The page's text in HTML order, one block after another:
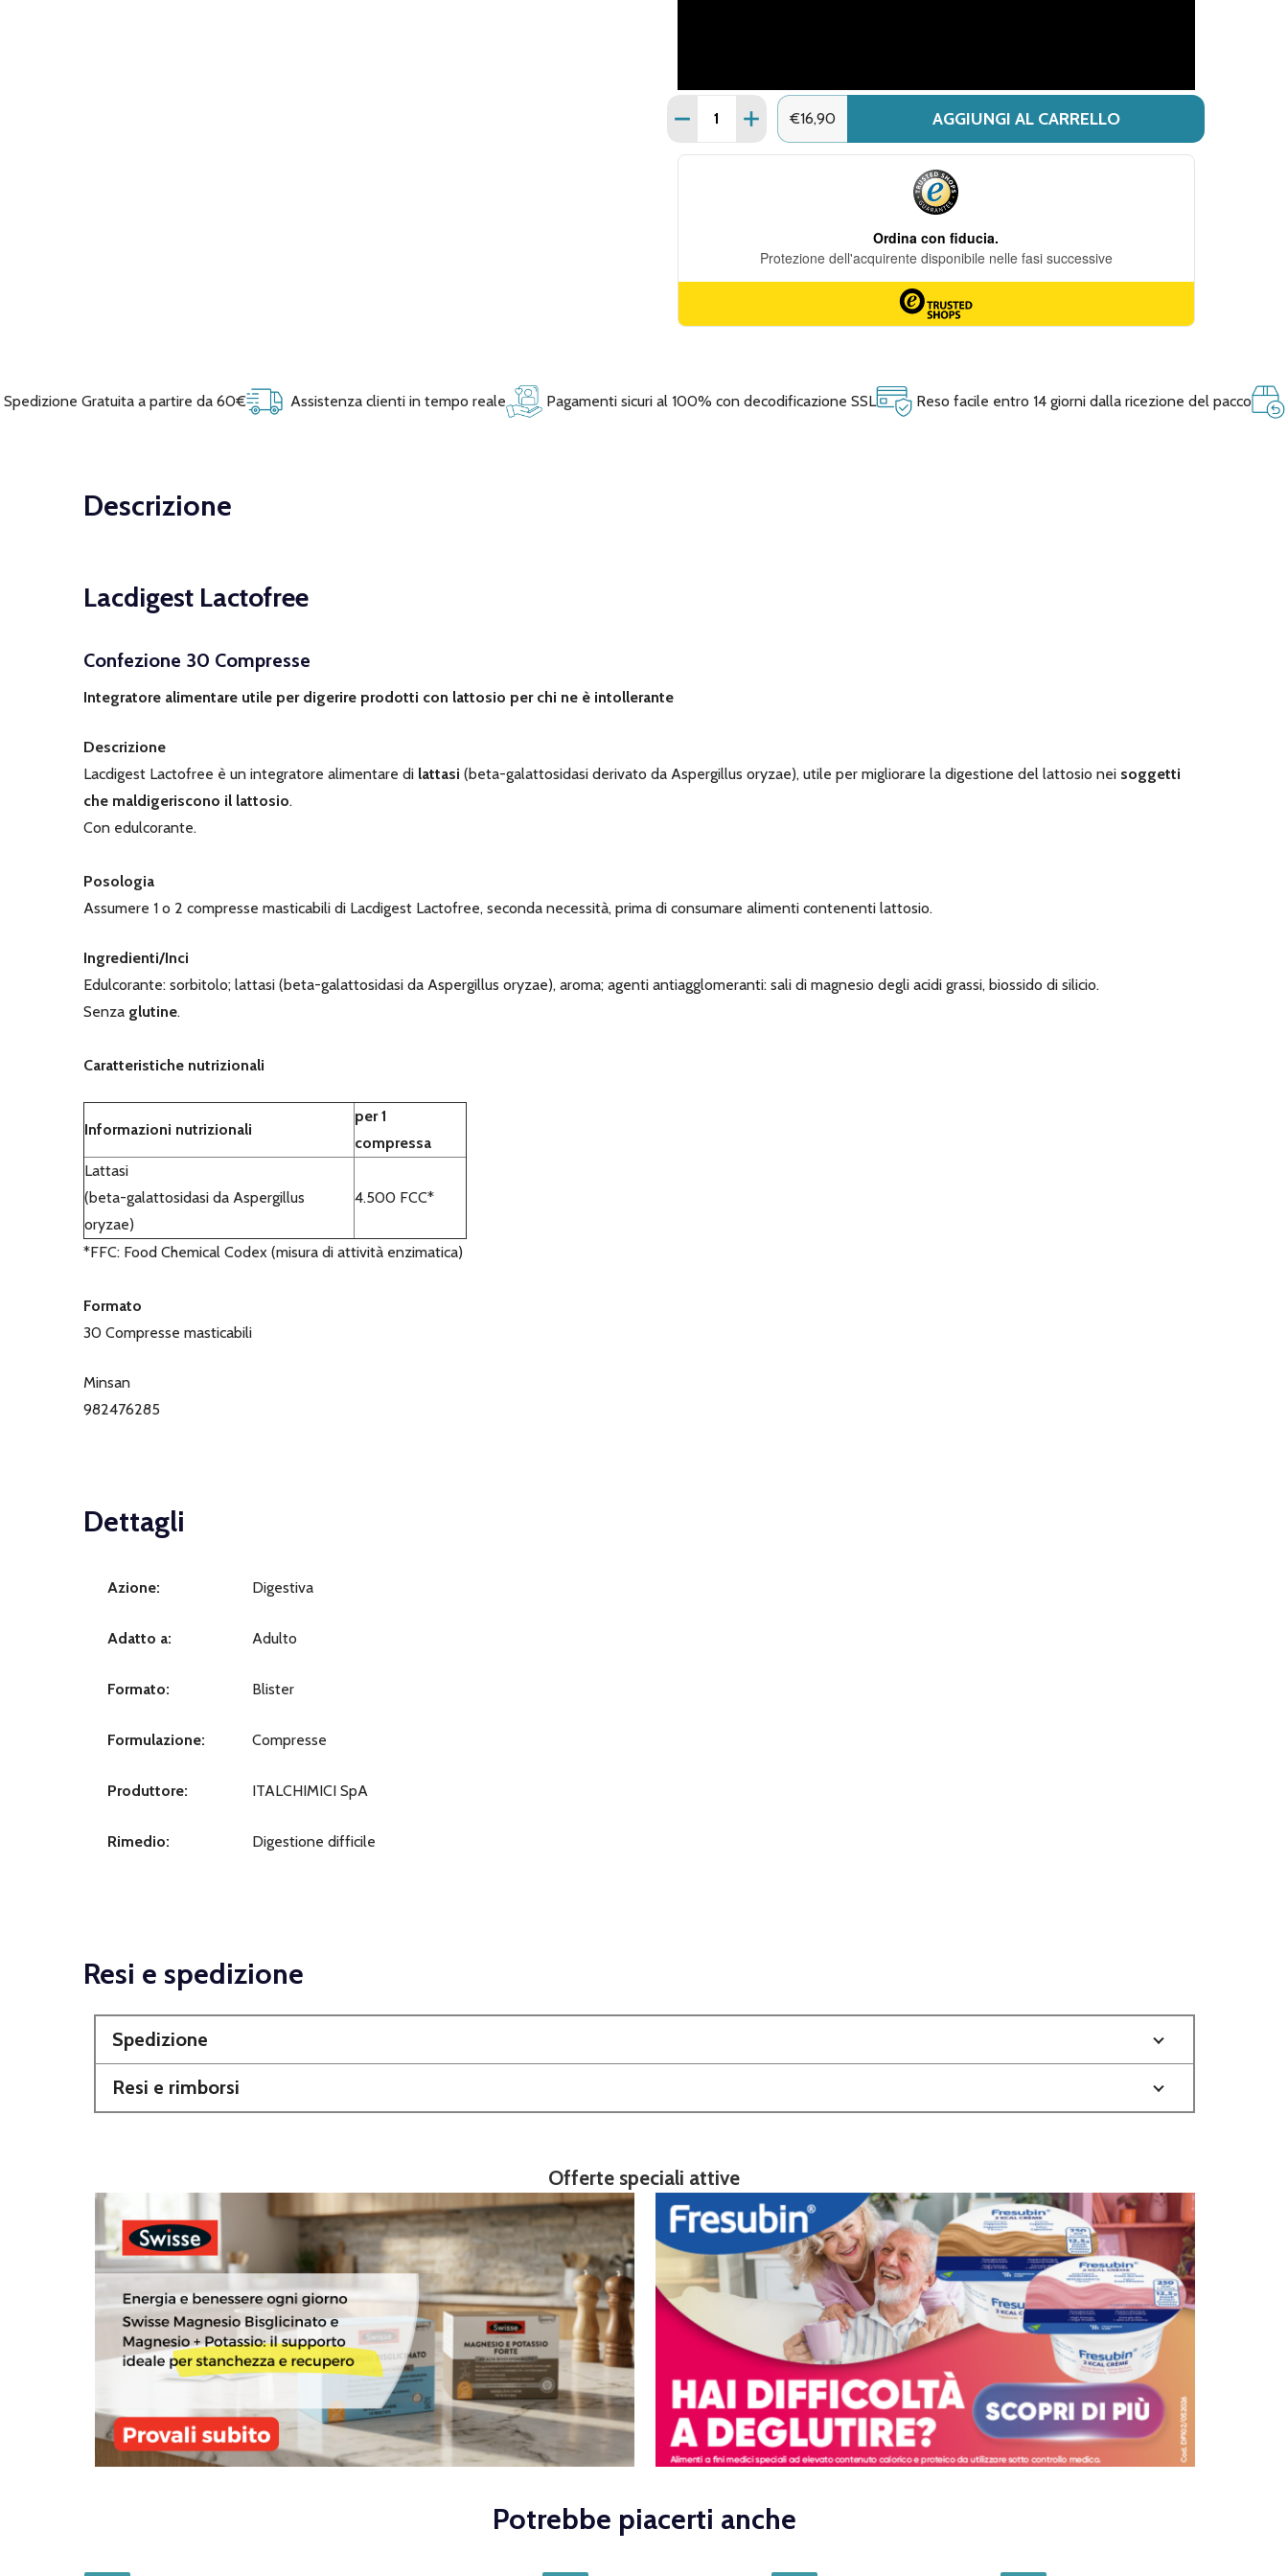
Quantità:
DIMINUISCI QUANTITÀ DI LACDIGEST - LACTOFREE CONFEZIONE 30 COMPRESSE
AUMENTA QUANTITÀ DI LACDIGEST - LACTOFREE CONFEZIONE 30
€16,90 AGGIUNGI AL CARRELLO
Spedizione Gratuita a partire da 60€ Assistenza clienti in tempo reale Pagamenti sicuri al 100% con decodificazione SSL Reso facile entro 14 giorni dalla ricezione del pacco
Descrizione
Lacdigest Lactofree
Confezione 30 Compresse
Integratore alimentare utile per digerire prodotti con lattosio per chi ne è intollerante
Descrizione
Lacdigest Lactofree è un integratore alimentare di lattasi (beta-galattosidasi derivato da Aspergillus oryzae), utile per migliorare la digestione del lattosio nei soggetti
che maldigeriscono il lattosio.
Con edulcorante.
Posologia
Assumere 1 o 2 compresse masticabili di Lacdigest Lactofree, seconda necessità, prima di consumare alimenti contenenti lattosio.
Ingredienti/Inci
Edulcorante: sorbitolo; lattasi (beta-galattosidasi da Aspergillus oryzae), aroma; agenti antiagglomeranti: sali di magnesio degli acidi grassi, biossido di silicio.
Senza glutine.
Caratteristiche nutrizionali
Informazioni nutrizionali
per 1
compressa
Lattasi
(beta-galattosidasi da Aspergillus
oryzae)
4.500 FCC*
*FFC: Food Chemical Codex (misura di attività enzimatica)
Formato
30 Compresse masticabili
Minsan
982476285
Dettagli
Azione: Digestiva
Adatto a: Adulto
Formato: Blister
Formulazione: Compresse
Produttore: ITALCHIMICI SpA
Rimedio: Digestione difficile
Resi e spedizione
Spedizione
Resi e rimborsi
Offerte speciali attive
Potrebbe piacerti anche